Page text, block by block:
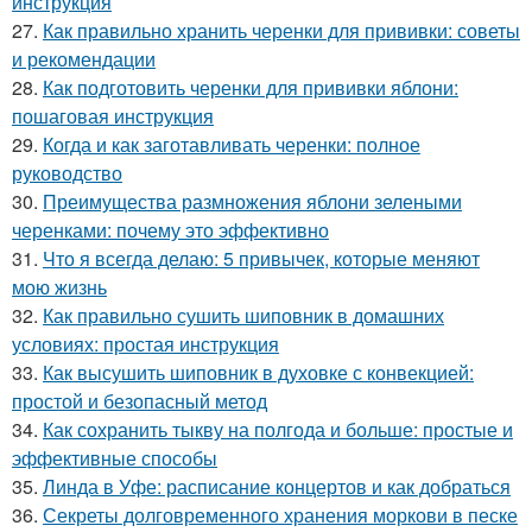
27. Как правильно хранить черенки для прививки: советы
и рекомендации
28. Как подготовить черенки для прививки яблони:
пошаговая инструкция
29. Когда и как заготавливать черенки: полное
руководство
30. Преимущества размножения яблони зелеными
черенками: почему это эффективно
31. Что я всегда делаю: 5 привычек, которые меняют
мою жизнь
32. Как правильно сушить шиповник в домашних
условиях: простая инструкция
33. Как высушить шиповник в духовке с конвекцией:
простой и безопасный метод
34. Как сохранить тыкву на полгода и больше: простые и
эффективные способы
35. Линда в Уфе: расписание концертов и как добраться
36. Секреты долговременного хранения моркови в песке